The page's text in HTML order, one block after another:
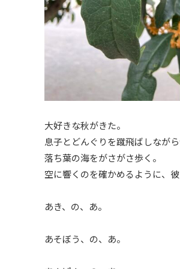
大好きな秋がきた。
息子とどんぐりを蹴飛ばしながら
落ち葉の海をがさがさ歩く。
空に響くのを確かめるように、
あき、の、あ。
あそぼう、の、あ。